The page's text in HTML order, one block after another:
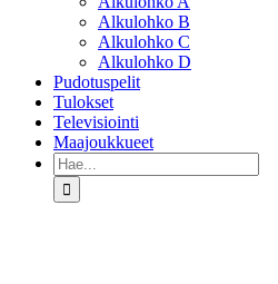
Alkulohko B
Alkulohko C
Alkulohko D
Pudotuspelit
Tulokset
Televisiointi
Maajoukkueet
Etsi
...